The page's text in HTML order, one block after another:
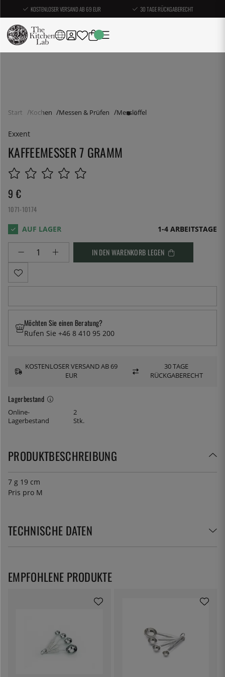
KOSTENLOSER VERSAND AB 69 EUR 30 TAGE RÜCKGABERECHT
Start Kochen Messen & Prüfen Messlöffel
Exxent
KAFFEEMESSER 7 GRAMM
9 €
1071-10174
1-4 ARBEITSTAGE
IN DEN WARENKORB LEGEN
Lagerbestand
Online-
Lagerbestand
2
Stk.
Möchten Sie einen Beratung?
Rufen Sie +46 8 410 95 200
KOSTENLOSER VERSAND AB 69
EUR
30 TAGE
RÜCKGABERECHT
PRODUKTBESCHREIBUNG
7 g 19 cm
Pris pro M
TECHNISCHE DATEN
EMPFOHLENE PRODUKTE